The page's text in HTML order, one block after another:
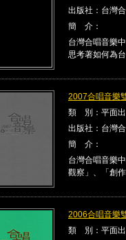
出版社：台灣
簡 介：
台灣合唱音樂
思考著如何為
2007合唱音樂
類 別：平面
出版社：台灣
簡 介：
台灣合唱音樂
觀察」、「創
2006合唱音樂
類 別：平面